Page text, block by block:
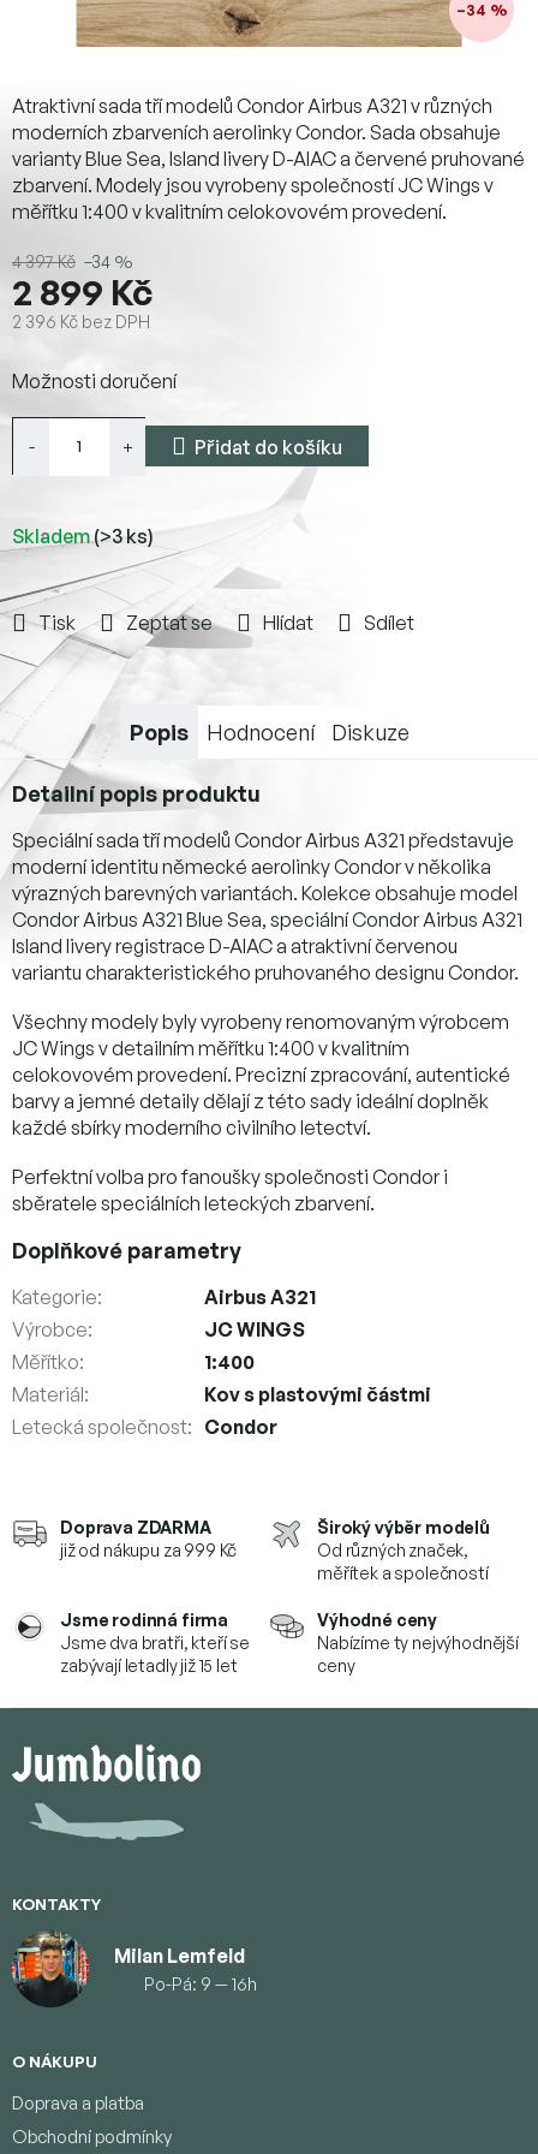
–34 %
4 397 Kč –34 %
2 899 Kč
2 396 Kč bez DPH
cena:
Skladem(>3 ks)
Možnosti doručení
Přidat do košíku
Atraktivní sada tří modelů Condor Airbus A321 v různých
moderních zbarveních aerolinky Condor. Sada obsahuje
varianty Blue Sea, Island livery D-AIAC a červené pruhované
zbarvení. Modely jsou vyrobeny společností JC Wings v
měřítku 1:400 v kvalitním celokovovém provedení.
Tisk Zeptat se Hlídat Sdílet
Doprava ZDARMA
již od nákupu za 999 Kč
Široký výběr modelů
Od různých značek,
měřítek a společností
Jsme rodinná firma
Jsme dva bratři, kteří se
zabývají letadly již 15 let
Výhodné ceny
Nabízíme ty nejvýhodnější
ceny
Popis Hodnocení Diskuze
Detailní popis produktu
Speciální sada tří modelů Condor Airbus A321 představuje
moderní identitu německé aerolinky Condor v několika
výrazných barevných variantách. Kolekce obsahuje model
Condor Airbus A321 Blue Sea, speciální Condor Airbus A321
Island livery registrace D-AIAC a atraktivní červenou
variantu charakteristického pruhovaného designu Condor.
Všechny modely byly vyrobeny renomovaným výrobcem
JC Wings v detailním měřítku 1:400 v kvalitním
celokovovém provedení. Precizní zpracování, autentické
barvy a jemné detaily dělají z této sady ideální doplněk
každé sbírky moderního civilního letectví.
Perfektní volba pro fanoušky společnosti Condor i
sběratele speciálních leteckých zbarvení.
Doplňkové parametry
Kategorie:
Airbus A321
Výrobce:
JC WINGS
Měřítko:
1:400
Materiál:
Kov s plastovými částmi
Letecká společnost: Condor
p
KONTAKTY
Milan Lemfeld
Po-Pá: 9 — 16h
O NÁKUPU
Doprava a platba
Obchodní podmínky